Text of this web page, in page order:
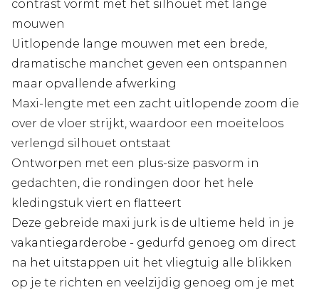
contrast vormt met het silhouet met lange
mouwen
Uitlopende lange mouwen met een brede,
dramatische manchet geven een ontspannen
maar opvallende afwerking
Maxi-lengte met een zacht uitlopende zoom die
over de vloer strijkt, waardoor een moeiteloos
verlengd silhouet ontstaat
Ontworpen met een plus-size pasvorm in
gedachten, die rondingen door het hele
kledingstuk viert en flatteert
Deze gebreide maxi jurk is de ultieme held in je
vakantiegarderobe - gedurfd genoeg om direct
na het uitstappen uit het vliegtuig alle blikken
op je te richten en veelzijdig genoeg om je met